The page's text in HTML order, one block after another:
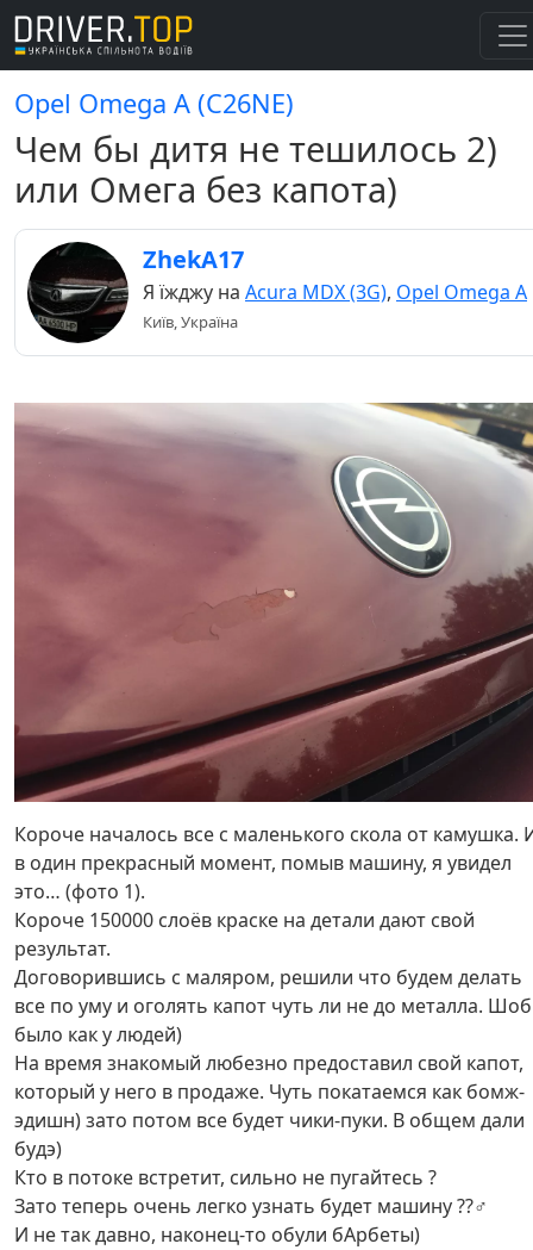
Opel Omega A (C26NE)
Чем бы дитя не тешилось 2)
или Омега без капота)
ZhekA17
Я їжджу на Acura MDX (3G), Opel Omega A
Київ, Україна
Короче началось все с маленького скола от камушка.
в один прекрасный момент, помыв машину, я увидел
это… (фото 1).
Короче 150000 слоёв краске на детали дают свой
результат.
Договорившись с маляром, решили что будем делать
все по уму и оголять капот чуть ли не до металла. Шоб
было как у людей)
На время знакомый любезно предоставил свой капот,
который у него в продаже. Чуть покатаемся как бомж-
эдишн) зато потом все будет чики-пуки. В общем дали
будэ)
Кто в потоке встретит, сильно не пугайтесь ?
Зато теперь очень легко узнать будет машину ??‍♂️
И не так давно, наконец-то обули бАрбеты)